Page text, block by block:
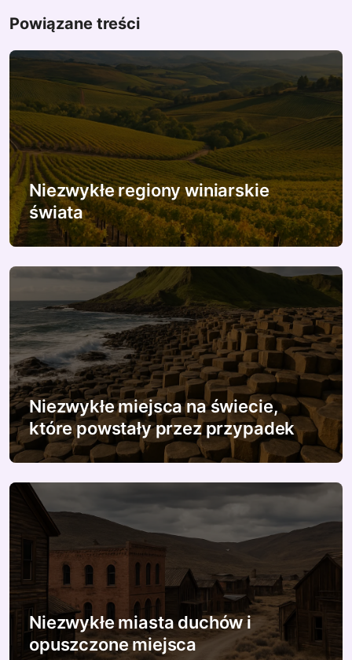
g
a
c
j
a
w
p
i
u
Powiązane treści
Niezwykłe regiony winiarskie
świata
Niezwykłe miejsca na świecie,
które powstały przez przypadek
Niezwykłe miasta duchów i
opuszczone miejsca